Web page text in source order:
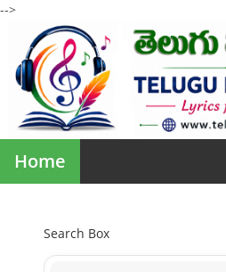
-->
Home
Search Box